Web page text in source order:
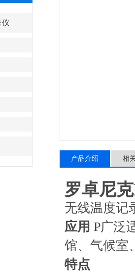
仪
产品介绍 相
罗卓尼
无线温度记
应用 P广泛
馆、气候室
特点